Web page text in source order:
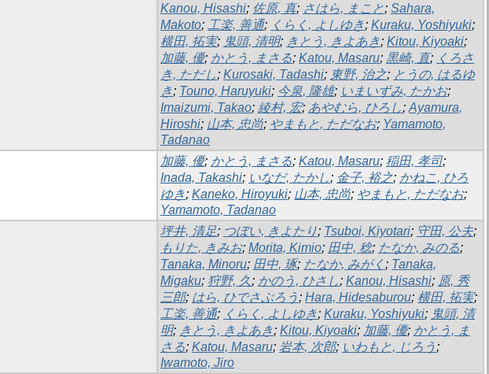
Kanou, Hisashi; 佐原, 真; さはら, まこと; Sahara,
Makoto; 工楽, 善通; くらく, よしゆき; Kuraku, Yoshiyuki;
横田, 拓実; 鬼頭, 清明; きとう, きよあき; Kitou, Kiyoaki;
加藤, 優; かとう, まさる; Katou, Masaru; 黒崎, 直; くろさ
き, ただし; Kurosaki, Tadashi; 東野, 治之; とうの, はるゆ
き; Touno, Haruyuki; 今泉, 隆雄; いまいずみ, たかお;
Imaizumi, Takao; 綾村, 宏; あやむら, ひろし; Ayamura,
Hiroshi; 山本, 忠尚; やまもと, ただなお; Yamamoto,
Tadanao
加藤, 優; かとう, まさる; Katou, Masaru; 稲田, 孝司;
Inada, Takashi; いなだ, たかし; 金子, 裕之; かねこ, ひろ
ゆき; Kaneko, Hiroyuki; 山本, 忠尚; やまもと, ただなお;
Yamamoto, Tadanao
坪井, 清足; つぼい, きよたり; Tsuboi, Kiyotari; 守田, 公夫;
もりた, きみお; Morita, Kimio; 田中, 稔; たなか, みのる;
Tanaka, Minoru; 田中, 琢; たなか, みがく ; Tanaka,
Migaku; 狩野, 久; かのう, ひさし; Kanou, Hisashi; 原, 秀
三郎; はら, ひでさぶろう ; Hara, Hidesaburou; 横田, 拓実;
工楽, 善通; くらく, よしゆき; Kuraku, Yoshiyuki; 鬼頭, 清
明; きとう, きよあき; Kitou, Kiyoaki; 加藤, 優; かとう, ま
さる; Katou, Masaru; 岩本, 次郎; いわもと, じろう ;
Iwamoto, Jiro